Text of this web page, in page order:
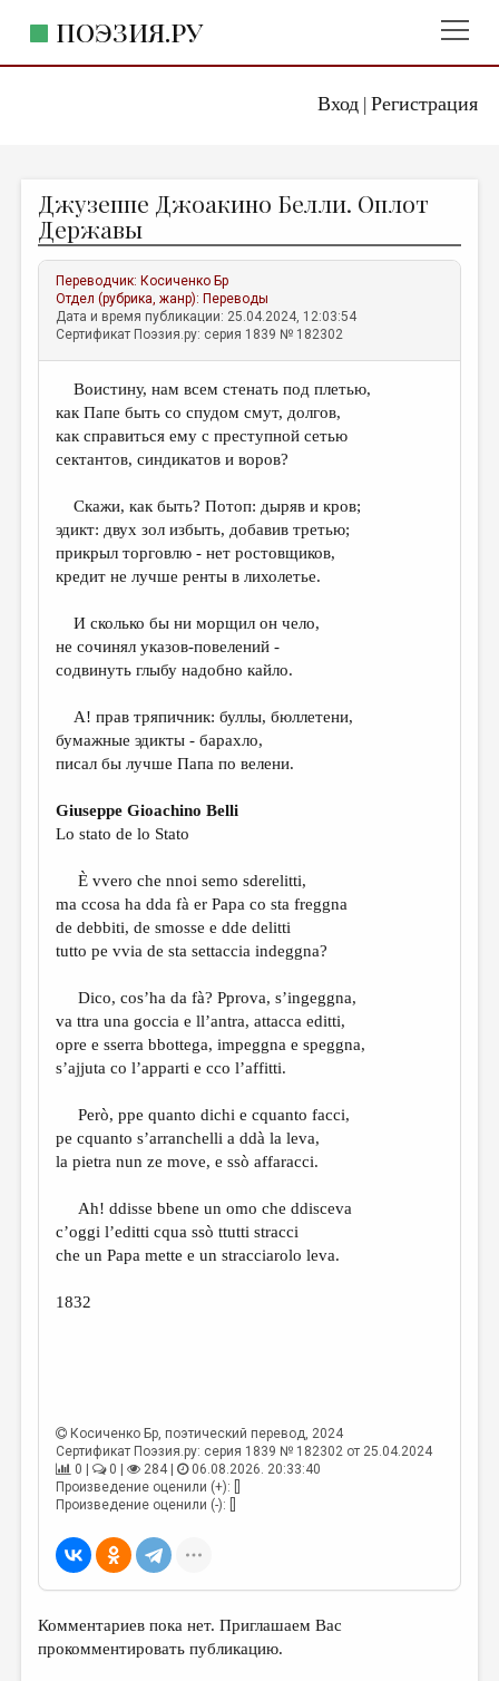
Вход| Регистрация
ПОЭЗИЯ.РУ
ЖАНРЫ
АВТОРЫ
КОММЕНТАРИИ
ЛИТСАЛОН
ПРАВИЛА САЙТА
ОТДЕЛЫ И РУБРИКИ
ДАЙДЖЕСТ
ПРОИЗВЕДЕНИЯ
КОНКУРСЫ
КНИЖНАЯ ПОЛКА
ОБЗОР ЛИТЕРАТУРЫ
СТРАНИЦЫ ПАМЯТИ
ОБЪЯВЛЕНИЯ
РЕДКОЛЛЕГИЯ
ОТ РЕДАКЦИИ
МАЛАЯ ПРОЗА
ЭССЕИСТИКА
ЛИТЕРАТУРОВЕДЕНИЕ
КУЛЬТУРОВЕДЕНИЕ
ПУБЛИЦИСТИКА
РЕЦЕНЗИРОВАНИЕ
ЦИКЛЫ ПУБЛИКАЦИЙ
Джузеппе Джоакино Белли. Оплот
Державы
Переводчик: Косиченко Бр
Отдел (рубрика, жанр): Переводы
Дата и время публикации: 25.04.2024, 12:03:54
Сертификат Поэзия.ру: серия 1839 № 182302
Воистину, нам всем стенать под плетью,
как Папе быть со cпудом смут, долгов,
как справиться ему с преступной сетью
сектантов, синдикатов и воров?
Скажи, как быть? Потоп: дыряв и кров;
эдикт: двух зол избыть, добавив третью;
прикрыл торговлю - нет ростовщиков,
кредит не лучше ренты в лихолетье.
И сколько бы ни морщил он чело,
не сочинял указов-повелений -
содвинуть глыбу надобно кайло.
А! прав тряпичник: буллы, бюллетени,
бумажные эдикты - барахло,
писал бы лучше Папа по велени.
Giuseppe Gioachino Belli
Lo stato de lo Stato
È vvero che nnoi semo sderelitti,
ma ccosa ha dda fà er Papa co sta freggna
de debbiti, de smosse e dde delitti
tutto pe vvia de sta settaccia indeggna?
Dico, cos’ha da fà? Pprova, s’ingeggna,
va ttra una goccia e ll’antra, attacca editti,
opre e sserra bbottega, impeggna e speggna,
s’ajjuta co l’apparti e cco l’affitti.
Però, ppe quanto dichi e cquanto facci,
pe cquanto s’arranchelli a ddà la leva,
la pietra nun ze move, e ssò affaracci.
Ah! ddisse bbene un omo che ddisceva
c’oggi l’editti cqua ssò ttutti stracci
che un Papa mette e un stracciarolo leva.
1832
Косиченко Бр, поэтический перевод, 2024
Сертификат Поэзия.ру: серия 1839 № 182302 от 25.04.2024
0 |
0 | 284 |
06.08.2026. 20:33:40
Произведение оценили (+): []
Произведение оценили (-): []
Комментариев пока нет. Приглашаем Вас
прокомментировать публикацию.